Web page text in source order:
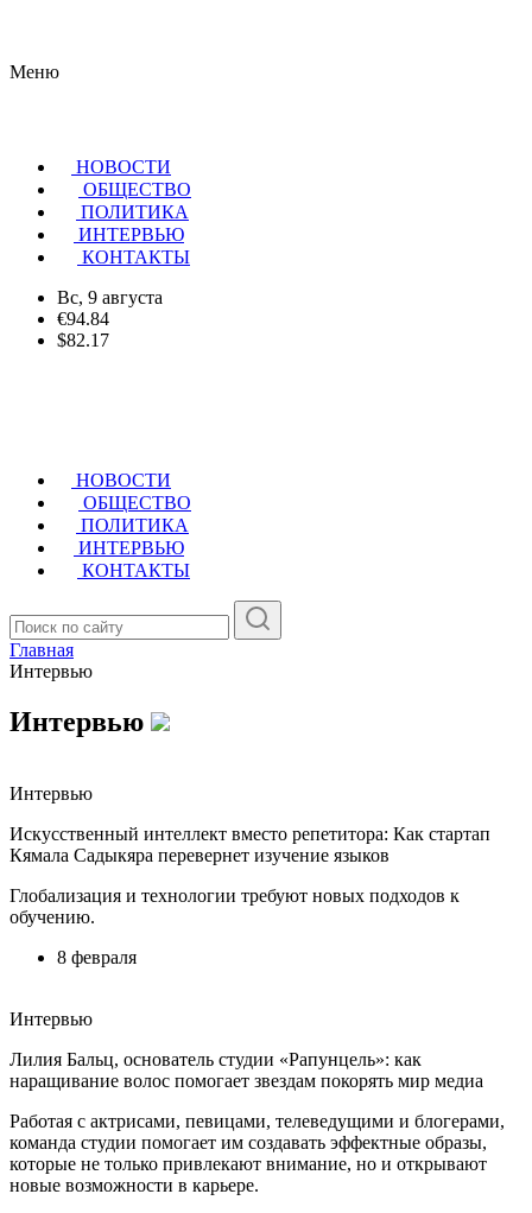
Меню
НОВОСТИ
ОБЩЕСТВО
ПОЛИТИКА
ИНТЕРВЬЮ
КОНТАКТЫ
Вс, 9 августа
€94.84
$82.17
НОВОСТИ
ОБЩЕСТВО
ПОЛИТИКА
ИНТЕРВЬЮ
КОНТАКТЫ
Главная
Интервью
Интервью
Интервью
Искусственный интеллект вместо репетитора: Как стартап
Кямала Садыкяра перевернет изучение языков
Глобализация и технологии требуют новых подходов к
обучению.
8 февраля
Интервью
Лилия Бальц, основатель студии «Рапунцель»: как
наращивание волос помогает звездам покорять мир медиа
Работая с актрисами, певицами, телеведущими и блогерами,
команда студии помогает им создавать эффектные образы,
которые не только привлекают внимание, но и открывают
новые возможности в карьере.